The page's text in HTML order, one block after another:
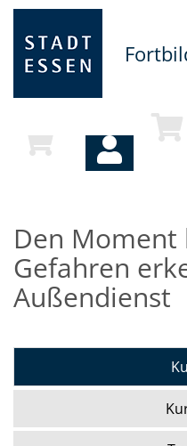
Den Moment
Gefahren
Außendienst